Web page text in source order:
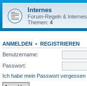
Internes
Forum-Regeln & Internes
Themen: 4
ANMELDEN • REGISTRIEREN
Benutzername:
Passwort:
Ich habe mein Passwort vergessen